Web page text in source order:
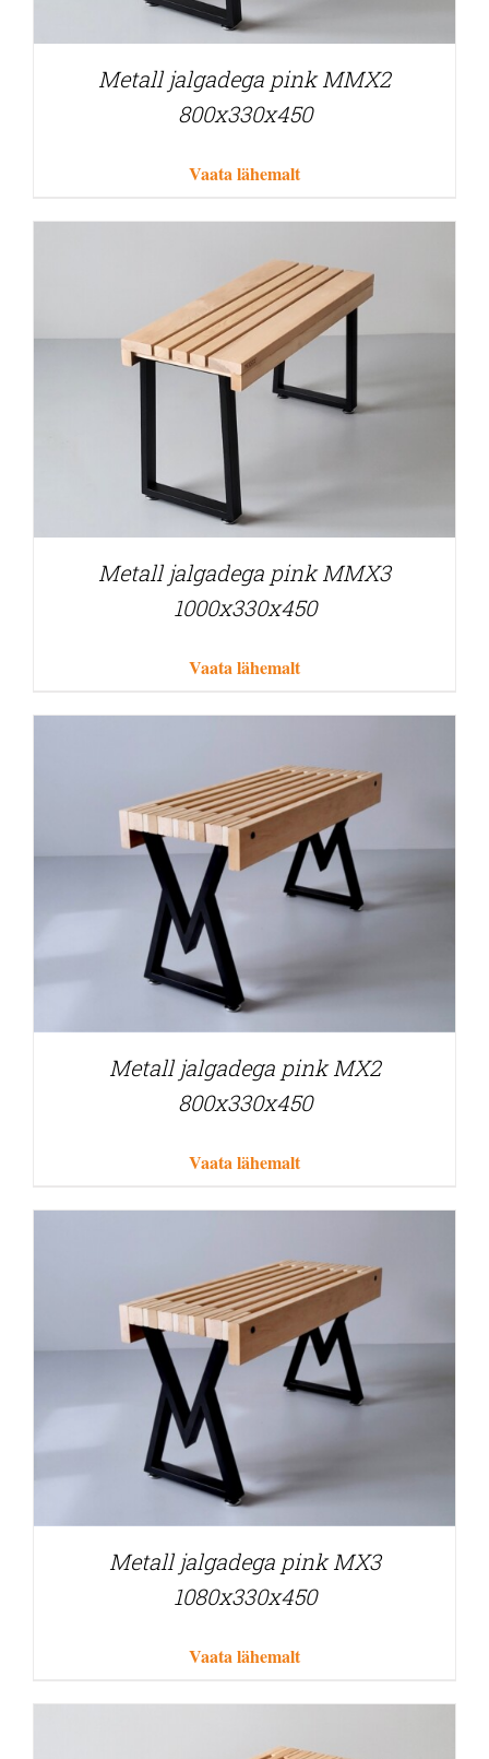
Metall jalgadega pink MMX2
800x330x450
Vaata lähemalt
Metall jalgadega pink MMX3
1000x330x450
Vaata lähemalt
Metall jalgadega pink MX2
800x330x450
Vaata lähemalt
Metall jalgadega pink MX3
1080x330x450
Vaata lähemalt